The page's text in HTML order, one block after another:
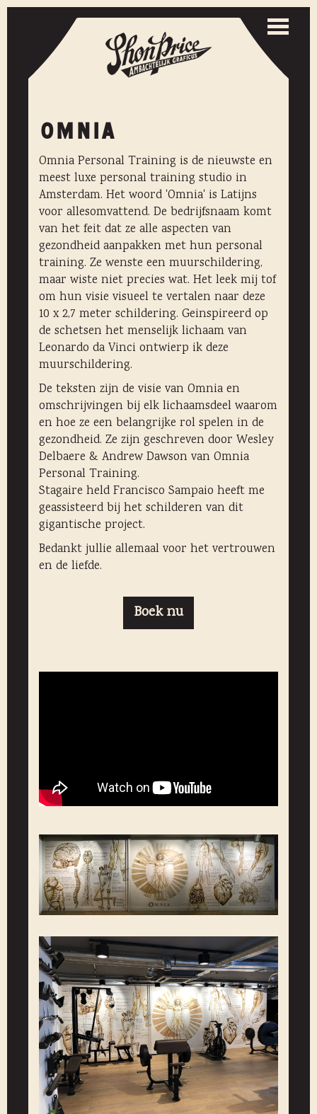
Toggle
OMNIA
Omnia Personal Training is de nieuwste en
meest luxe personal training studio in
Amsterdam. Het woord 'Omnia' is Latijns
voor allesomvattend. De bedrijfsnaam komt
van het feit dat ze alle aspecten van
gezondheid aanpakken met hun personal
training. Ze wenste een muurschildering,
maar wiste niet precies wat. Het leek mij tof
om hun visie visueel te vertalen naar deze
10 x 2,7 meter schildering. Geinspireerd op
de schetsen het menselijk lichaam van
Leonardo da Vinci ontwierp ik deze
muurschildering.
De teksten zijn de visie van Omnia en
omschrijvingen bij elk lichaamsdeel waarom
en hoe ze een belangrijke rol spelen in de
gezondheid. Ze zijn geschreven door Wesley
Delbaere & Andrew Dawson van Omnia
Personal Training.
Stagaire held Francisco Sampaio heeft me
geassisteerd bij het schilderen van dit
gigantische project.
Bedankt jullie allemaal voor het vertrouwen
en de liefde.
Boek nu